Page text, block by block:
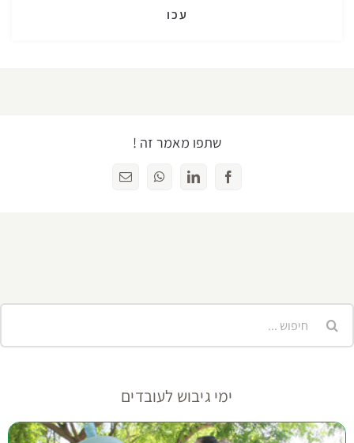
עכו
שתפו מאמר זה !
Facebook
LinkedIn
WhatsAppכתובת
ימי גיבוש לעובדים